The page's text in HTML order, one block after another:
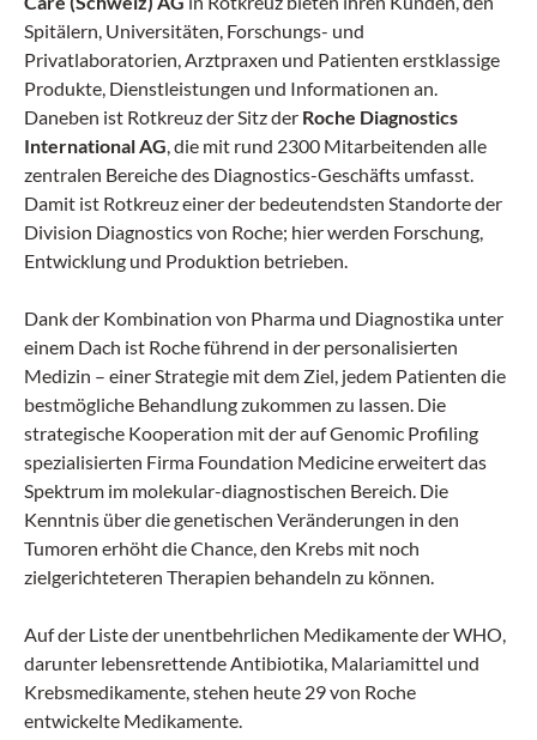
Spitälern, Universitäten, Forschungs- und
Privatlaboratorien, Arztpraxen und Patienten erstklassige
Produkte, Dienstleistungen und Informationen an.
Daneben ist Rotkreuz der Sitz der Roche Diagnostics
International AG , die mit rund 2300 Mitarbeitenden alle
zentralen Bereiche des Diagnostics-Geschäfts umfasst.
Damit ist Rotkreuz einer der bedeutendsten Standorte der
Division Diagnostics von Roche; hier werden Forschung,
Entwicklung und Produktion betrieben.
Dank der Kombination von Pharma und Diagnostika unter
einem Dach ist Roche führend in der personalisierten
Medizin – einer Strategie mit dem Ziel, jedem Patienten die
bestmögliche Behandlung zukommen zu lassen. Die
strategische Kooperation mit der auf Genomic Profiling
spezialisierten Firma Foundation Medicine erweitert das
Spektrum im molekular-diagnostischen Bereich. Die
Kenntnis über die genetischen Veränderungen in den
Tumoren erhöht die Chance, den Krebs mit noch
zielgerichteteren Therapien behandeln zu können.
Auf der Liste der unentbehrlichen Medikamente der WHO,
darunter lebensrettende Antibiotika, Malariamittel und
Krebsmedikamente, stehen heute 29 von Roche
entwickelte Medikamente.